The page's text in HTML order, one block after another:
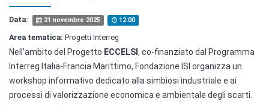
Data: 21 novembre 2025 12:00
Area tematica: Progetti Interreg
Nell’ambito del Progetto ECCELSI , co-finanziato dal Programma
Interreg Italia-Francia Marittimo, Fondazione ISI organizza un
workshop informativo dedicato alla simbiosi industriale e ai
processi di valorizzazione economica e ambientale degli scarti.